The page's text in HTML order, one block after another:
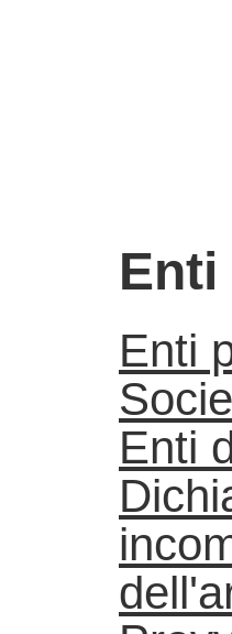
Enti
Enti
dell'